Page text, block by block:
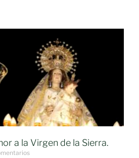
a la Virgen de la Sierra.